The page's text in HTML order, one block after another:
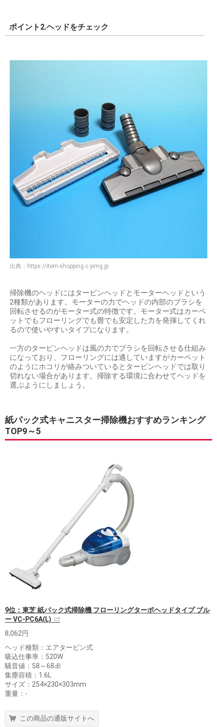
ポイント2.ヘッドをチェック
出典： https://item-shopping.c.yimg.jp
掃除機のヘッドにはタービンヘッドとモーターヘッドという
2種類があります。モーターの力でヘッドの内部のブラシを
回転させるのがモーター式の特徴です。モーター式はカーペ
ットでもフローリングでも畳でも安定した力を発揮してくれ
るので使いやすいタイプになります。
一方のタービンヘッドは風の力でブラシを回転させる仕組み
になっており、フローリングには適していますがカーペット
のようにホコリが絡みついているとタービンヘッドでは取り
切れない場合があります。掃除する環境に合わせてヘッドを
選ぶようにしましょう。
紙パック式キャニスター掃除機おすすめランキング
TOP9～5
9位：東芝 紙パック式掃除機 フローリングターボヘッドタイプ ブル
ー VC-PC6A(L)
8,062円
ヘッド種類：エアタービン式
吸込仕事率：520W
騒音値：58～68㏈
集塵容積：1.6L
サイズ：254×230×303mm
重量：‐
この商品の通販サイトへ